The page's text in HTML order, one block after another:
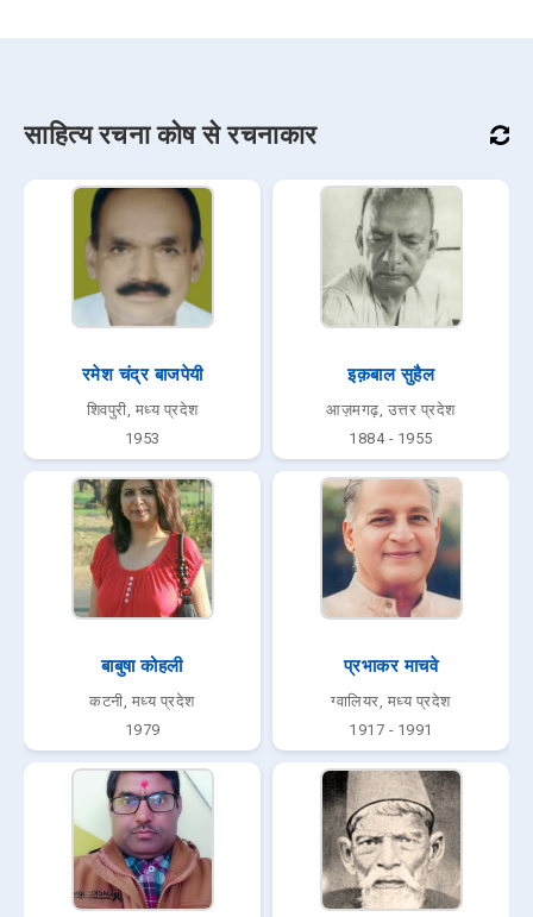
साहित्य रचना कोष से रचनाकार
रमेश चंद्र बाजपेयी
शिवपुरी, मध्य प्रदेश
1953
इक़बाल सुहैल
आज़मगढ़, उत्तर प्रदेश
1884 - 1955
बाबुषा कोहली
कटनी, मध्य प्रदेश
1979
प्रभाकर माचवे
ग्वालियर, मध्य प्रदेश
1917 - 1991